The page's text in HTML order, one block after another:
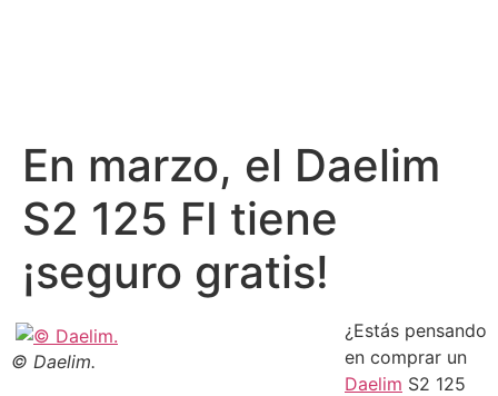
En marzo, el Daelim
S2 125 FI tiene
¡seguro gratis!
© Daelim.
¿Estás pensando
en comprar un
Daelim S2 125